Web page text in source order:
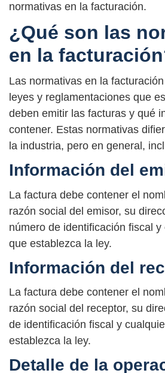
normativas en la facturación.
¿Qué son las
en la
Las normativas en la
leyes y reglamentaciones que
deben emitir las facturas y qué
contener. Estas normativas
la industria, pero en general,
Información del
La factura debe contener el
razón social del emisor, su
número de identificación fiscal
que establezca la ley.
Información del
La factura debe contener el
razón social del receptor, su
de identificación fiscal y
establezca la ley.
Detalle de la